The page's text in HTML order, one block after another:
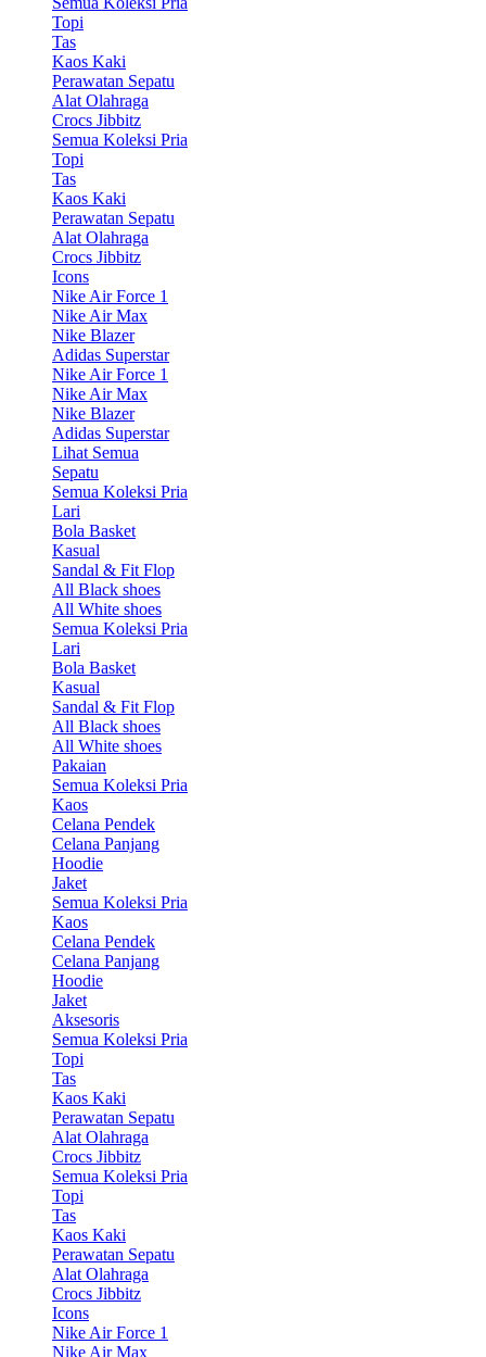
Topi
Tas
Kaos Kaki
Perawatan Sepatu
Alat Olahraga
Crocs Jibbitz
Semua Koleksi Pria
Topi
Tas
Kaos Kaki
Perawatan Sepatu
Alat Olahraga
Crocs Jibbitz
Icons
Nike Air Force 1
Nike Air Max
Nike Blazer
Adidas Superstar
Nike Air Force 1
Nike Air Max
Nike Blazer
Adidas Superstar
Lihat Semua
Sepatu
Semua Koleksi Pria
Lari
Bola Basket
Kasual
Sandal & Fit Flop
All Black shoes
All White shoes
Semua Koleksi Pria
Lari
Bola Basket
Kasual
Sandal & Fit Flop
All Black shoes
All White shoes
Pakaian
Semua Koleksi Pria
Kaos
Celana Pendek
Celana Panjang
Hoodie
Jaket
Semua Koleksi Pria
Kaos
Celana Pendek
Celana Panjang
Hoodie
Jaket
Aksesoris
Semua Koleksi Pria
Topi
Tas
Kaos Kaki
Perawatan Sepatu
Alat Olahraga
Crocs Jibbitz
Semua Koleksi Pria
Topi
Tas
Kaos Kaki
Perawatan Sepatu
Alat Olahraga
Crocs Jibbitz
Icons
Nike Air Force 1
Nike Air Max